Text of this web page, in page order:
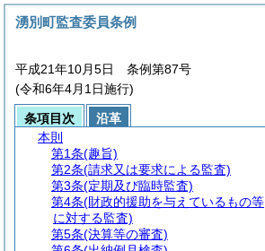
湧別町監査委員条例
平成21年10月5日 条例第87号
(令和6年4月1日施行)
条項目次
沿革
本則
第1条(趣旨)
第2条(請求又は要求による監査)
第3条(定期及び臨時監査)
第4条(財政的援助を与えているもの等
に対する監査)
第5条(決算等の審査)